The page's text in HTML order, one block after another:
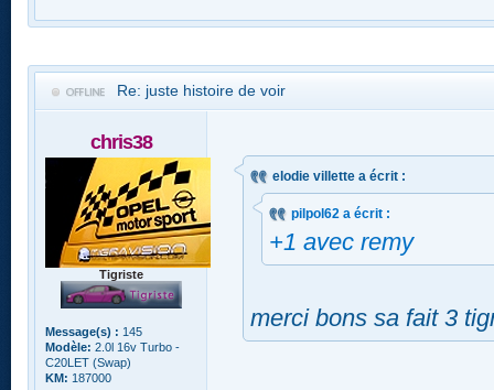
Re: juste histoire de voir
chris38
Tigriste
Message(s) : 145
Modèle: 2.0l 16v Turbo -
C20LET (Swap)
KM: 187000
elodie villette a écrit :
pilpol62 a écrit :
+1 avec remy
merci bons sa fait 3